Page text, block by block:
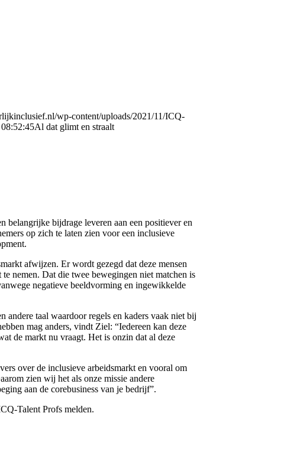
wp-content/uploads/2021/11/ICQ-
Al dat glimt en straalt
belangrijke bijdrage leveren aan een positiever en
op zich te laten zien voor een inclusieve
afwijzen. Er wordt gezegd dat deze mensen
nemen. Dat die twee bewegingen niet matchen is
negatieve beeldvorming en ingewikkelde
andere taal waardoor regels en kaders vaak niet bij
mag anders, vindt Ziel: “Iedereen kan deze
de markt nu vraagt. Het is onzin dat al deze
over de inclusieve arbeidsmarkt en vooral om
zien wij het als onze missie andere
aan de corebusiness van je bedrijf”.
Talent Profs melden.